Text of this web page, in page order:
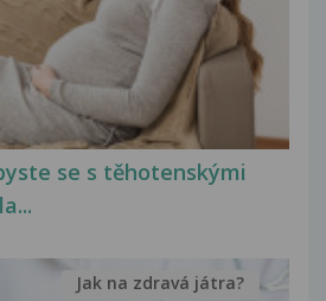
se s těhotenskými
Jak na zdravá játra?